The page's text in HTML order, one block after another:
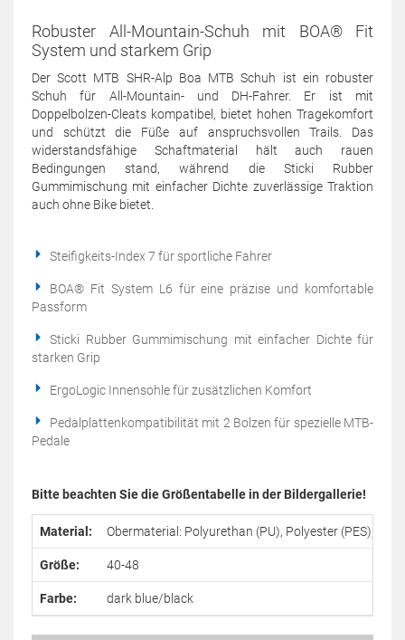
Robuster All-Mountain-Schuh mit BOA® Fit
System und starkem Grip
Der Scott MTB SHR-Alp Boa MTB Schuh ist ein robuster
Schuh für All-Mountain- und DH-Fahrer. Er ist mit
Doppelbolzen-Cleats kompatibel, bietet hohen Tragekomfort
und schützt die Füße auf anspruchsvollen Trails. Das
widerstandsfähige Schaftmaterial hält auch rauen
Bedingungen stand, während die Sticki Rubber
Gummimischung mit einfacher Dichte zuverlässige Traktion
auch ohne Bike bietet.
Steifigkeits-Index 7 für sportliche Fahrer
BOA® Fit System L6 für eine präzise und komfortable
Passform
Sticki Rubber Gummimischung mit einfacher Dichte für
starken Grip
ErgoLogic Innensohle für zusätzlichen Komfort
Pedalplattenkompatibilität mit 2 Bolzen für spezielle MTB-
Pedale
Bitte beachten Sie die Größentabelle in der Bildergallerie!
Material: Obermaterial: Polyurethan (PU), Polyester (PES);
Größe: 40-48
Farbe: dark blue/black